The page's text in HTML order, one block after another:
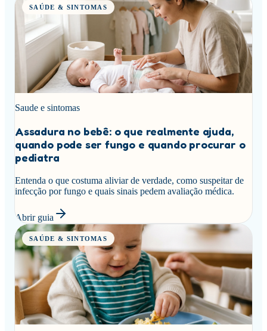
SAÚDE & SINTOMAS
Saude e sintomas
Assadura no bebê: o que realmente ajuda,
quando pode ser fungo e quando procurar o
pediatra
Entenda o que costuma aliviar de verdade, como suspeitar de
infecção por fungo e quais sinais pedem avaliação médica.
Abrir guia
SAÚDE & SINTOMAS